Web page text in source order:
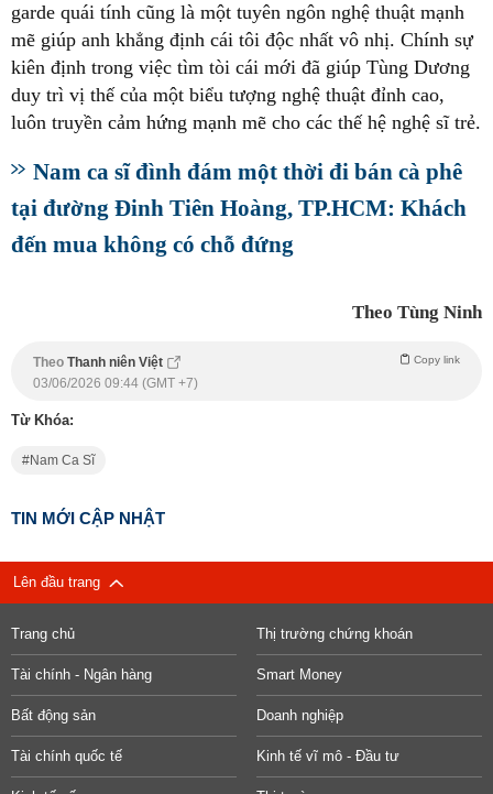
garde quái tính cũng là một tuyên ngôn nghệ thuật mạnh
mẽ giúp anh khẳng định cái tôi độc nhất vô nhị. Chính sự
kiên định trong việc tìm tòi cái mới đã giúp Tùng Dương
duy trì vị thế của một biểu tượng nghệ thuật đỉnh cao,
luôn truyền cảm hứng mạnh mẽ cho các thế hệ nghệ sĩ trẻ.
Nam ca sĩ đình đám một thời đi bán cà phê
tại đường Đinh Tiên Hoàng, TP.HCM: Khách
đến mua không có chỗ đứng
Theo Tùng Ninh
Theo Thanh niên Việt Copy link
03/06/2026 09:44 (GMT +7)
Từ Khóa:
Nam Ca Sĩ
TIN MỚI CẬP NHẬT
Lên đầu trang
Trang chủ Thị trường chứng khoán
Tài chính - Ngân hàng Smart Money
Bất động sản Doanh nghiệp
Tài chính quốc tế Kinh tế vĩ mô - Đầu tư